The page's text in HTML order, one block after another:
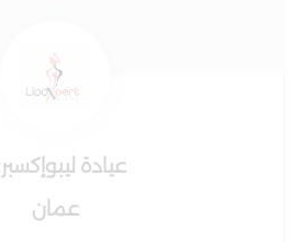
عيادة
عمان